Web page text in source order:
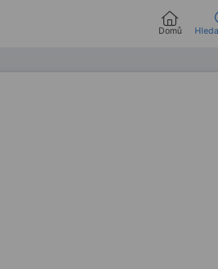
Domů